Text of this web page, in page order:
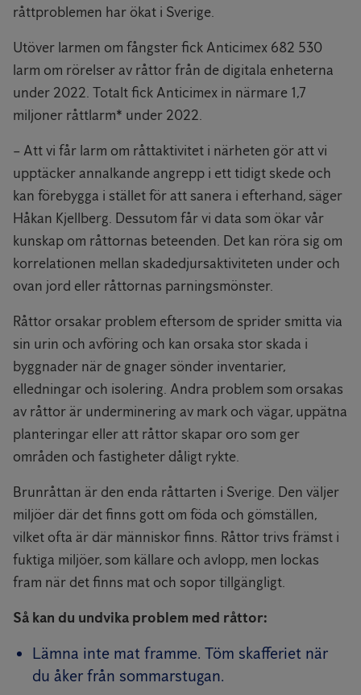
råttproblemen har ökat i Sverige.
Utöver larmen om fångster fick Anticimex 682 530
larm om rörelser av råttor från de digitala enheterna
under 2022. Totalt fick Anticimex in närmare 1,7
miljoner råttlarm* under 2022.
– Att vi får larm om råttaktivitet i närheten gör att vi
upptäcker annalkande angrepp i ett tidigt skede och
kan förebygga i stället för att sanera i efterhand, säger
Håkan Kjellberg. Dessutom får vi data som ökar vår
kunskap om råttornas beteenden. Det kan röra sig om
korrelationen mellan skadedjursaktiviteten under och
ovan jord eller råttornas parningsmönster.
Råttor orsakar problem eftersom de sprider smitta via
sin urin och avföring och kan orsaka stor skada i
byggnader när de gnager sönder inventarier,
elledningar och isolering. Andra problem som orsakas
av råttor är underminering av mark och vägar, uppätna
planteringar eller att råttor skapar oro som ger
områden och fastigheter dåligt rykte.
Brunråttan är den enda råttarten i Sverige. Den väljer
miljöer där det finns gott om föda och gömställen,
vilket ofta är där människor finns. Råttor trivs främst i
fuktiga miljöer, som källare och avlopp, men lockas
fram när det finns mat och sopor tillgängligt.
Så kan du undvika problem med råttor:
Lämna inte mat framme. Töm skafferiet när
du åker från sommarstugan.